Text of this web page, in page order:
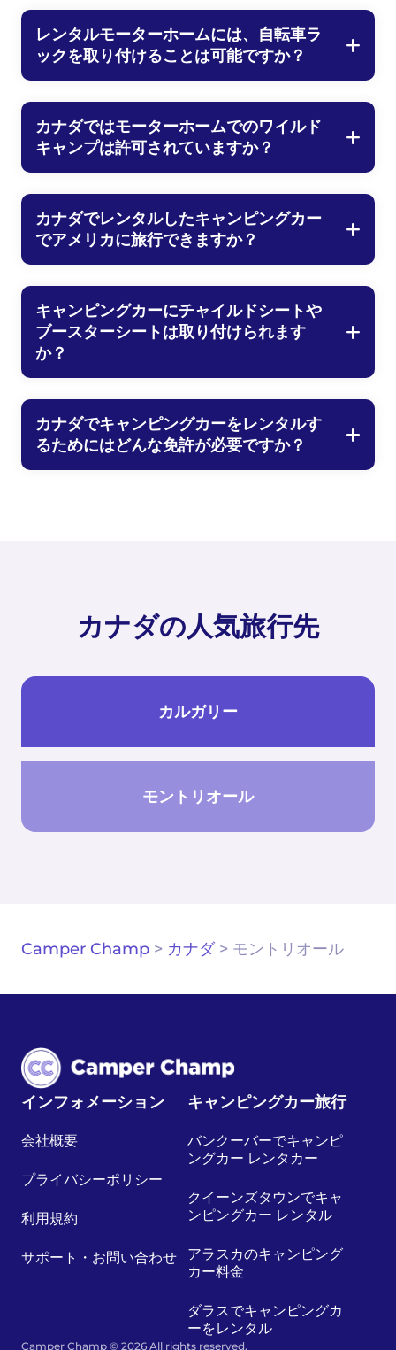
レンタルモーターホームには、自転車ラ
ックを取り付けることは可能ですか？
カナダではモーターホームでのワイルド
キャンプは許可されていますか？
カナダでレンタルしたキャンピングカー
でアメリカに旅行できますか？
キャンピングカーにチャイルドシートや
ブースターシートは取り付けられます
か？
カナダでキャンピングカーをレンタルす
るためにはどんな免許が必要ですか？
カナダの人気旅行先
カルガリー
モントリオール
Camper Champ > カナダ > モントリオール
インフォメーション
会社概要
プライバシーポリシー
利用規約
サポート・お問い合わせ
キャンピングカー旅行
バンクーバーでキャンピ
ングカー レンタカー
クイーンズタウンでキャ
ンピングカー レンタル
アラスカのキャンピング
カー料金
ダラスでキャンピングカ
ーをレンタル
Camper Champ © 2026 All rights reserved.